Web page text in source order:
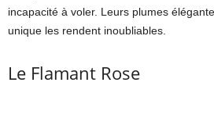
incapacité à voler. Leurs plumes
unique les rendent inoubliables.
Le Flamant Rose